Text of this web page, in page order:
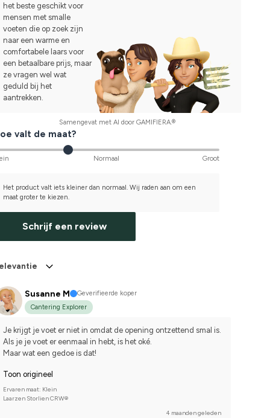
het beste geschikt voor
mensen met smalle
voeten die op zoek zijn
naar een warme en
comfortabele laars voor
een betaalbare prijs, maar
ze vragen wel wat
geduld bij het
aantrekken.
Samengevat met AI door GAMIFIERA.®
valt de maat?
Normaal Groot
Het product valt iets kleiner dan normaal. Wij raden aan om een
maat groter te kiezen.
Schrijf een review
Susanne M
Geverifieerde koper
Cantering Explorer
Je krijgt je voet er niet in omdat de opening ontzettend smal is.
Als je je voet er eenmaal in hebt, is het oké.
Maar wat een gedoe is dat!
Toon origineel
Ervaren maat: Klein
Laarzen Storlien CRW®
4 maanden geleden